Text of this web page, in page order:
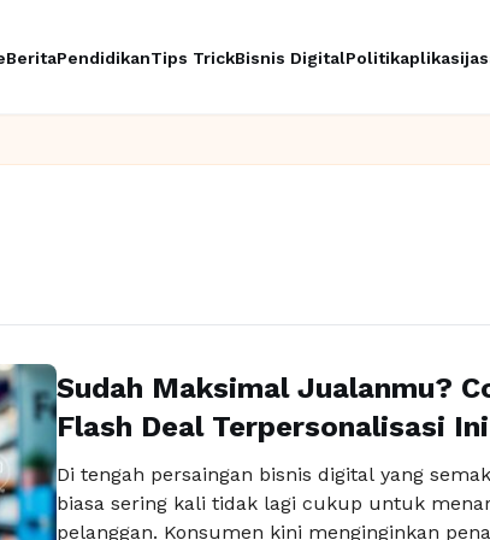
BeritaPendidikanTips TrickBisnis DigitalPolitikaplikasi
Sudah Maksimal Jualanmu?
Flash Deal Terpersonalisasi
Di tengah persaingan bisnis digital yang
biasa sering kali tidak lagi cukup untuk
pelanggan. Konsumen kini menginginkan